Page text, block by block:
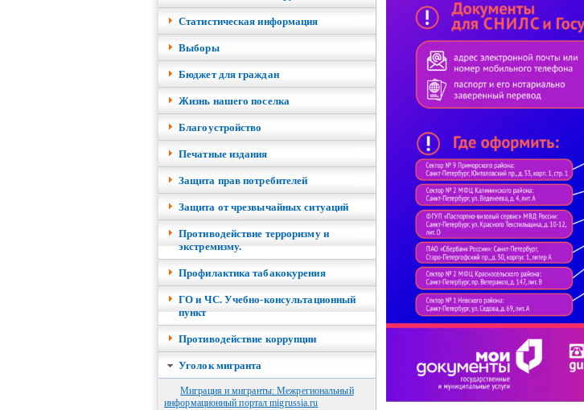
Cтатистическая информация
Выборы
Бюджет для граждан
Жизнь нашего поселка
Благоустройство
Печатные издания
Защита прав потребителей
Защита от чрезвычайных ситуаций
Противодействие терроризму и
экстремизму.
Профилактика табакокурения
ГО и ЧС. Учебно-консультационный
пункт
Противодействие коррупции
Уголок мигранта
Миграция и мигранты: Межрегиональный
информационный портал migrussia.ru